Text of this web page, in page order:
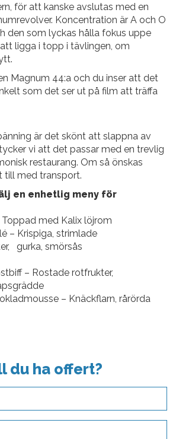
för att kanske avslutas med en
Koncentration är A och O
den som lyckas hålla fokus uppe
ligga i topp i tävlingen, om
Magnum 44:a och du inser att det
som det ser ut på film att träffa
är det skönt att slappna av
vi att det passar med en trevlig
restaurang. Om så önskas
till med transport.
en enhetlig meny för
med Kalix löjrom
– Krispiga, strimlade
gurka, smörsås
– Rostade rotfrukter,
– Knäckflarn, rårörda
du ha offert?